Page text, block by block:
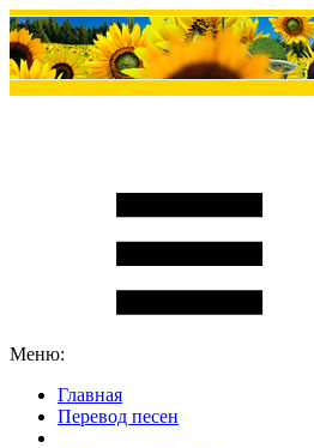
Меню:
Главная
Перевод песен